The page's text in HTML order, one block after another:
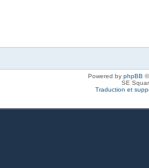
Powered by phpBB
SE
Traduction et